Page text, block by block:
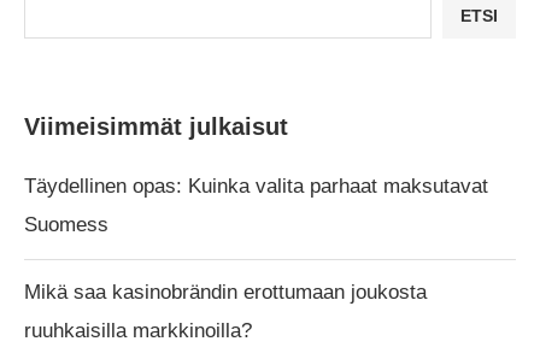
ETSI
Viimeisimmät julkaisut
Täydellinen opas: Kuinka valita parhaat maksutavat
Suomess
Mikä saa kasinobrändin erottumaan joukosta
ruuhkaisilla markkinoilla?